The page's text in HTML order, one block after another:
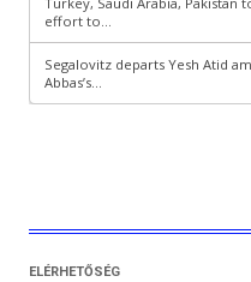
ELÉRHETŐSÉG